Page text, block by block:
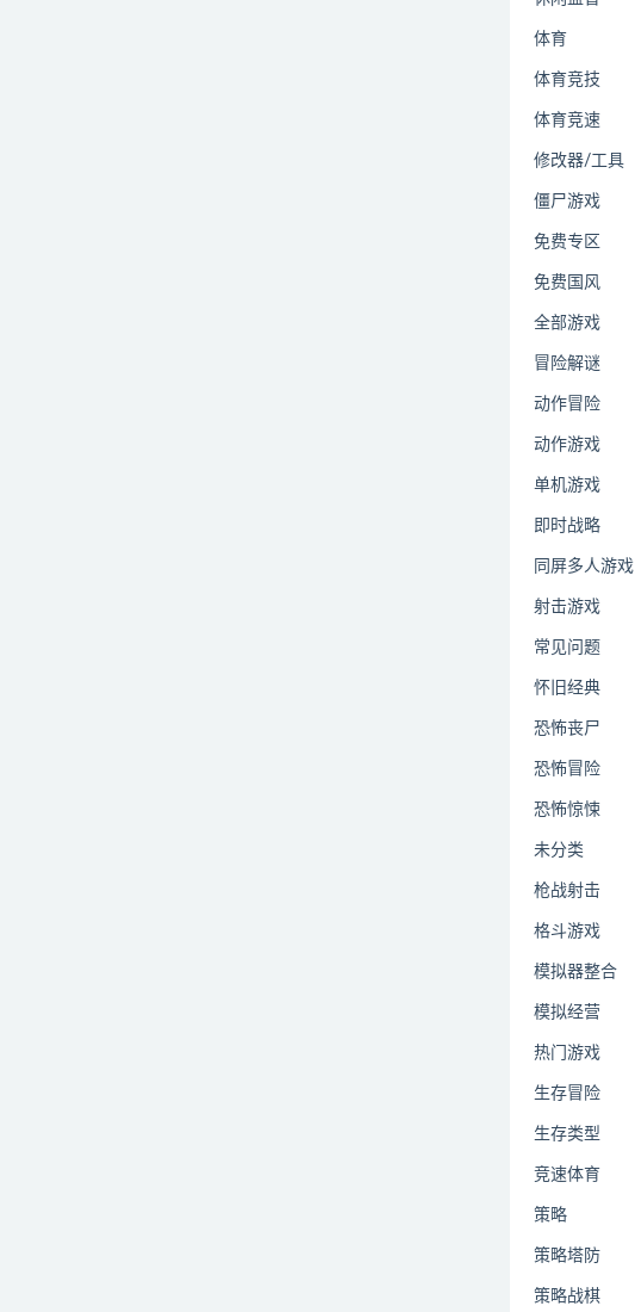
体育
体育竞技
体育竞速
修改器/工具
僵尸游戏
免费专区
免费国风
全部游戏
冒险解谜
动作冒险
动作游戏
单机游戏
即时战略
同屏多人游戏
射击游戏
常见问题
怀旧经典
恐怖丧尸
恐怖冒险
恐怖惊悚
未分类
枪战射击
格斗游戏
模拟器整合
模拟经营
热门游戏
生存冒险
生存类型
竞速体育
策略
策略塔防
策略战棋